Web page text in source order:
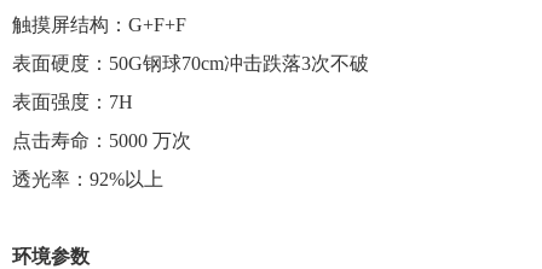
触摸屏结构：G+F+F
表面硬度：50G钢球70cm冲击跌落3次不破
表面强度：7H
点击寿命：5000 万次
透光率：92%以上
环境参数